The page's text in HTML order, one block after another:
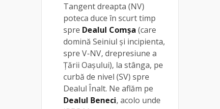
Tangent dreapta (NV)
poteca duce în scurt timp
spre Dealul Comşa (care
domină Seiniul şi incipienta,
spre V-NV, drepresiune a
Ţării Oaşului), la stânga, pe
curbă de nivel (SV) spre
Dealul Înalt. Ne aflăm pe
Dealul Beneci, acolo unde